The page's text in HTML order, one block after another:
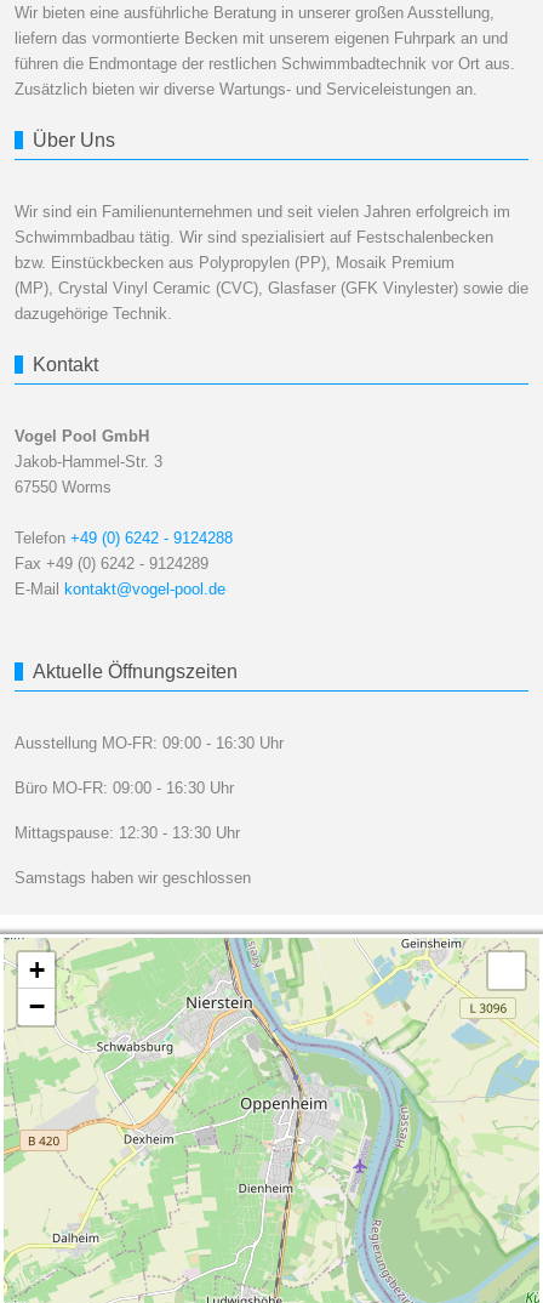
Wir bieten eine ausführliche Beratung in unserer großen Ausstellung,
liefern das vormontierte Becken mit unserem eigenen Fuhrpark an und
führen die Endmontage der restlichen Schwimmbadtechnik vor Ort aus.
Zusätzlich bieten wir diverse Wartungs- und Serviceleistungen an.
Über Uns
Wir sind ein Familienunternehmen und seit vielen Jahren erfolgreich im
Schwimmbadbau tätig. Wir sind spezialisiert auf Festschalenbecken
bzw. Einstückbecken aus Polypropylen (PP), Mosaik Premium
(MP), Crystal Vinyl Ceramic (CVC), Glasfaser (GFK Vinylester) sowie die
dazugehörige Technik.
Kontakt
Vogel Pool GmbH
Jakob-Hammel-Str. 3
67550 Worms
Telefon +49 (0) 6242 - 9124288
Fax +49 (0) 6242 - 9124289
E-Mail
kontakt@vogel-pool.de
Aktuelle Öffnungszeiten
Ausstellung MO-FR: 09:00 - 16:30 Uhr
Büro MO-FR: 09:00 - 16:30 Uhr
Mittagspause: 12:30 - 13:30 Uhr
Samstags haben wir geschlossen
+
−